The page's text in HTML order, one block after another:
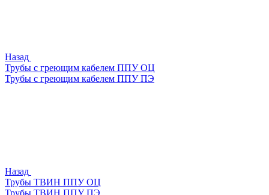
Назад
Трубы с греющим кабелем ППУ ОЦ
Трубы с греющим кабелем ППУ ПЭ
Назад
Трубы ТВИН ППУ ОЦ
Трубы ТВИН ППУ ПЭ